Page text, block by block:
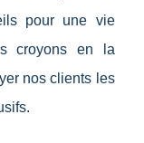
pour une vie
croyons en la
nos clients les